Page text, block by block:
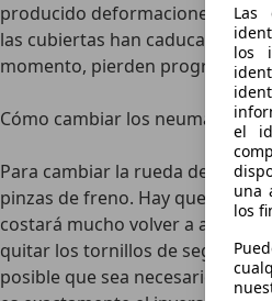
Las
los
el
una
los
producido deformaciones
las cubiertas han caducado, lo
momento, pierden
Cómo cambiar los neumáticos
Para cambiar la rueda
pinzas de freno. Hay que tener
costará mucho volver a
quitar los tornillos de seguridad
posible que sea necesario dar